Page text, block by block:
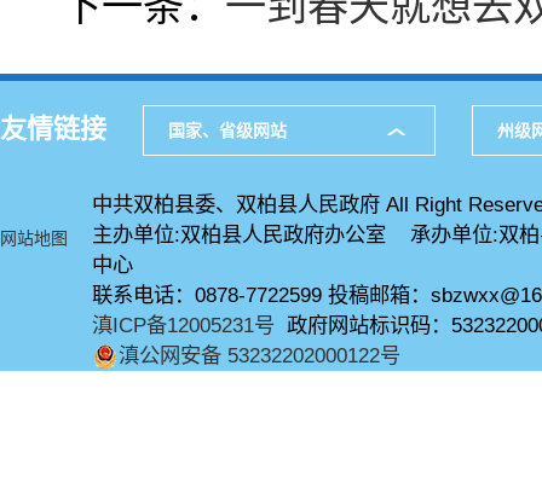
友情链接 国家、省级网站 州级
网站地图
中共双柏县委、双柏县人民政府 All Right
主办单位:双柏县人民政府办公室 承办单位:双
中心
联系电话：0878-7722599 投稿邮箱：
滇ICP备12005231号 政府网站标识码：
滇公网安备 53232202000122号